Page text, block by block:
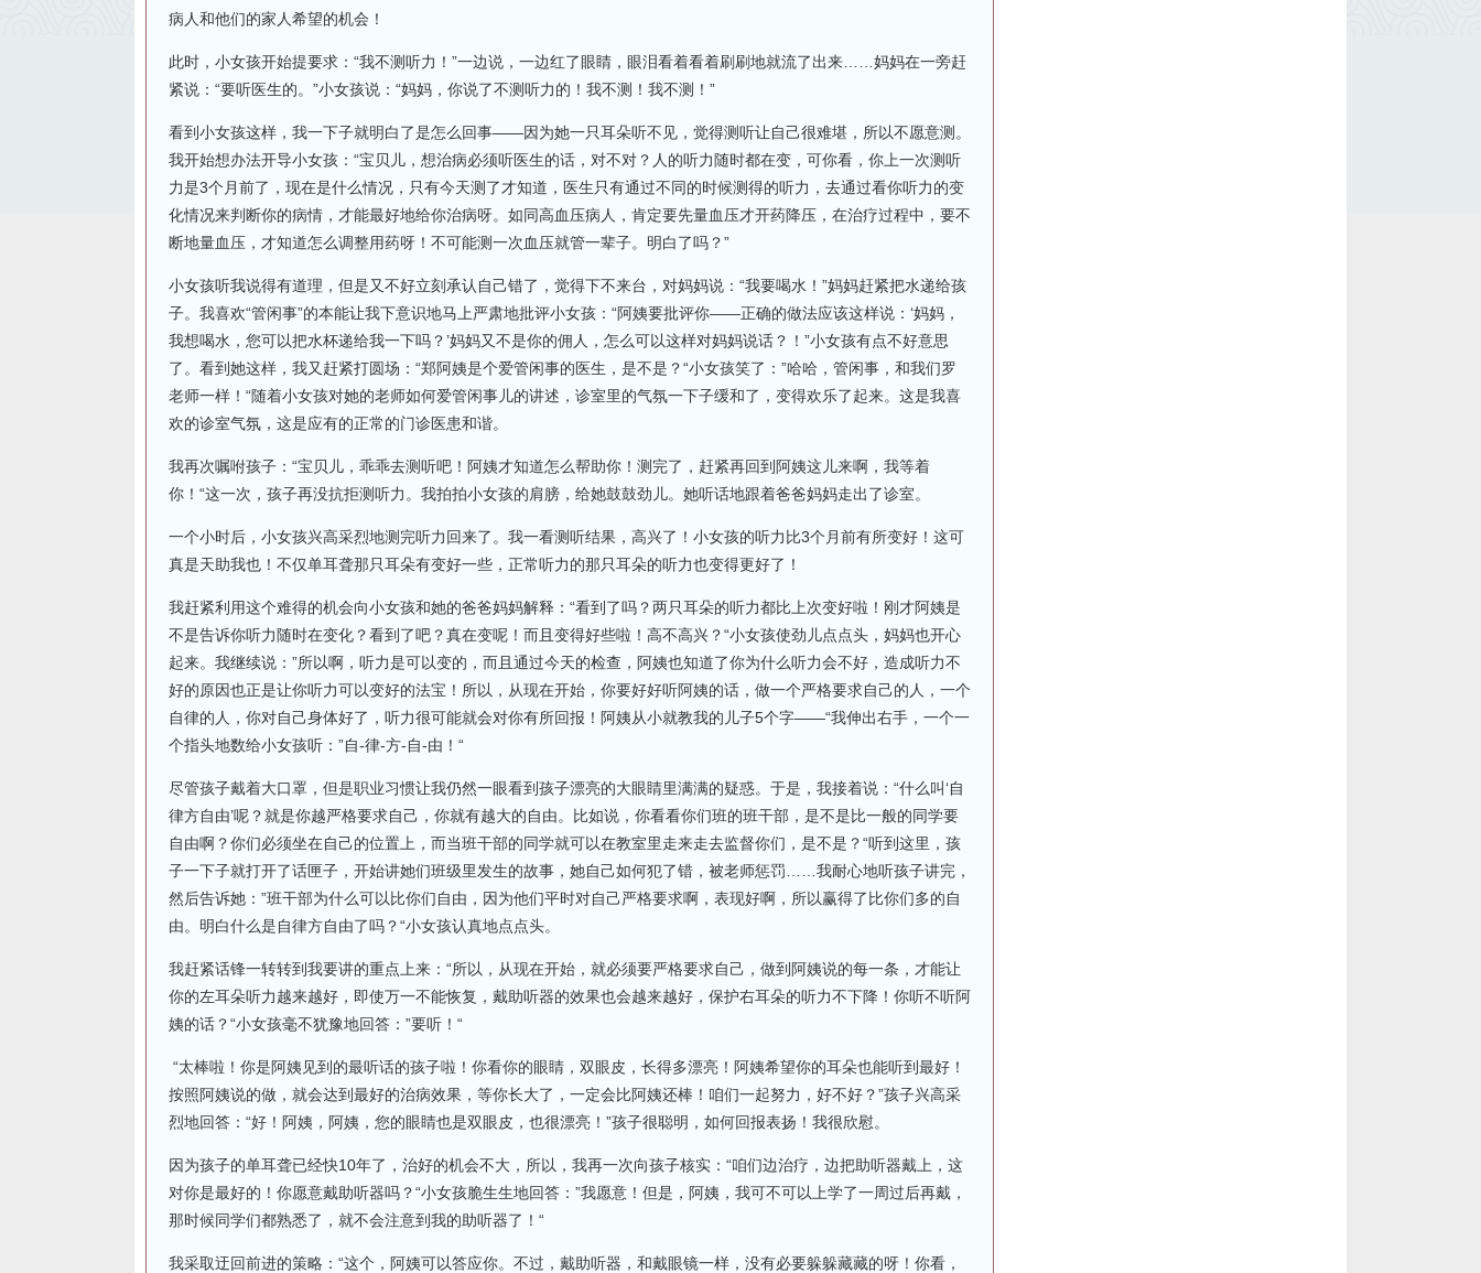
病人和他们的家人希望的机会！
此时，小女孩开始提要求：“我不测听力！”一边说，一边红了眼睛，眼泪看着看着刷刷地就流了出来……妈妈在一旁赶
紧说：“要听医生的。”小女孩说：“妈妈，你说了不测听力的！我不测！我不测！”
看到小女孩这样，我一下子就明白了是怎么回事——因为她一只耳朵听不见，觉得测听让自己很难堪，所以不愿意测。
我开始想办法开导小女孩：“宝贝儿，想治病必须听医生的话，对不对？人的听力随时都在变，可你看，你上一次测听
力是3个月前了，现在是什么情况，只有今天测了才知道，医生只有通过不同的时候测得的听力，去通过看你听力的变
化情况来判断你的病情，才能最好地给你治病呀。如同高血压病人，肯定要先量血压才开药降压，在治疗过程中，要不
断地量血压，才知道怎么调整用药呀！不可能测一次血压就管一辈子。明白了吗？”
小女孩听我说得有道理，但是又不好立刻承认自己错了，觉得下不来台，对妈妈说：“我要喝水！”妈妈赶紧把水递给孩
子。我喜欢“管闲事”的本能让我下意识地马上严肃地批评小女孩：“阿姨要批评你——正确的做法应该这样说：‘妈妈，
我想喝水，您可以把水杯递给我一下吗？’妈妈又不是你的佣人，怎么可以这样对妈妈说话？！”小女孩有点不好意思
了。看到她这样，我又赶紧打圆场：“郑阿姨是个爱管闲事的医生，是不是？“小女孩笑了：”哈哈，管闲事，和我们罗
老师一样！“随着小女孩对她的老师如何爱管闲事儿的讲述，诊室里的气氛一下子缓和了，变得欢乐了起来。这是我喜
欢的诊室气氛，这是应有的正常的门诊医患和谐。
我再次嘱咐孩子：“宝贝儿，乖乖去测听吧！阿姨才知道怎么帮助你！测完了，赶紧再回到阿姨这儿来啊，我等着
你！“这一次，孩子再没抗拒测听力。我拍拍小女孩的肩膀，给她鼓鼓劲儿。她听话地跟着爸爸妈妈走出了诊室。
一个小时后，小女孩兴高采烈地测完听力回来了。我一看测听结果，高兴了！小女孩的听力比3个月前有所变好！这可
真是天助我也！不仅单耳聋那只耳朵有变好一些，正常听力的那只耳朵的听力也变得更好了！
我赶紧利用这个难得的机会向小女孩和她的爸爸妈妈解释：“看到了吗？两只耳朵的听力都比上次变好啦！刚才阿姨是
不是告诉你听力随时在变化？看到了吧？真在变呢！而且变得好些啦！高不高兴？“小女孩使劲儿点点头，妈妈也开心
起来。我继续说：”所以啊，听力是可以变的，而且通过今天的检查，阿姨也知道了你为什么听力会不好，造成听力不
好的原因也正是让你听力可以变好的法宝！所以，从现在开始，你要好好听阿姨的话，做一个严格要求自己的人，一个
自律的人，你对自己身体好了，听力很可能就会对你有所回报！阿姨从小就教我的儿子5个字——“我伸出右手，一个一
个指头地数给小女孩听：”自-律-方-自-由！“
尽管孩子戴着大口罩，但是职业习惯让我仍然一眼看到孩子漂亮的大眼睛里满满的疑惑。于是，我接着说：“什么叫‘自
律方自由’呢？就是你越严格要求自己，你就有越大的自由。比如说，你看看你们班的班干部，是不是比一般的同学要
自由啊？你们必须坐在自己的位置上，而当班干部的同学就可以在教室里走来走去监督你们，是不是？“听到这里，孩
子一下子就打开了话匣子，开始讲她们班级里发生的故事，她自己如何犯了错，被老师惩罚……我耐心地听孩子讲完，
然后告诉她：”班干部为什么可以比你们自由，因为他们平时对自己严格要求啊，表现好啊，所以赢得了比你们多的自
由。明白什么是自律方自由了吗？“小女孩认真地点点头。
我赶紧话锋一转转到我要讲的重点上来：“所以，从现在开始，就必须要严格要求自己，做到阿姨说的每一条，才能让
你的左耳朵听力越来越好，即使万一不能恢复，戴助听器的效果也会越来越好，保护右耳朵的听力不下降！你听不听阿
姨的话？“小女孩毫不犹豫地回答：”要听！“
“太棒啦！你是阿姨见到的最听话的孩子啦！你看你的眼睛，双眼皮，长得多漂亮！阿姨希望你的耳朵也能听到最好！
按照阿姨说的做，就会达到最好的治病效果，等你长大了，一定会比阿姨还棒！咱们一起努力，好不好？”孩子兴高采
烈地回答：“好！阿姨，阿姨，您的眼睛也是双眼皮，也很漂亮！”孩子很聪明，如何回报表扬！我很欣慰。
因为孩子的单耳聋已经快10年了，治好的机会不大，所以，我再一次向孩子核实：“咱们边治疗，边把助听器戴上，这
对你是最好的！你愿意戴助听器吗？“小女孩脆生生地回答：”我愿意！但是，阿姨，我可不可以上学了一周过后再戴，
那时候同学们都熟悉了，就不会注意到我的助听器了！“
我采取迂回前进的策略：“这个，阿姨可以答应你。不过，戴助听器，和戴眼镜一样，没有必要躲躲藏藏的呀！你看，